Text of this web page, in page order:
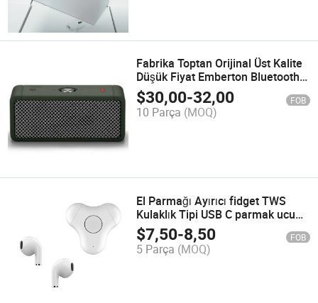
Fabrika Toptan Orijinal Üst Kalite
Düşük Fiyat Emberton Bluetooth
Kablosuz Taşınabilir Mini
Hoparlör Seri Numarası ile
$30,00-32,00 FOB
10 Parça (MOQ)
El Parmağı Ayırıcı fidget TWS
Kulaklık Tipi USB C parmak ucu
Jiroskop Kulaklık Bluetooth
Kablosuz HiFi Kulaklıklar Fabrika
Satış Fiyatı
$7,50-8,50 FOB
5 Parça (MOQ)